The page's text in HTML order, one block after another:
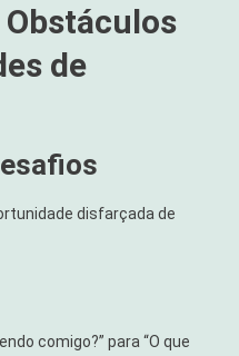
de
disfarçada de
comigo?” para “O que